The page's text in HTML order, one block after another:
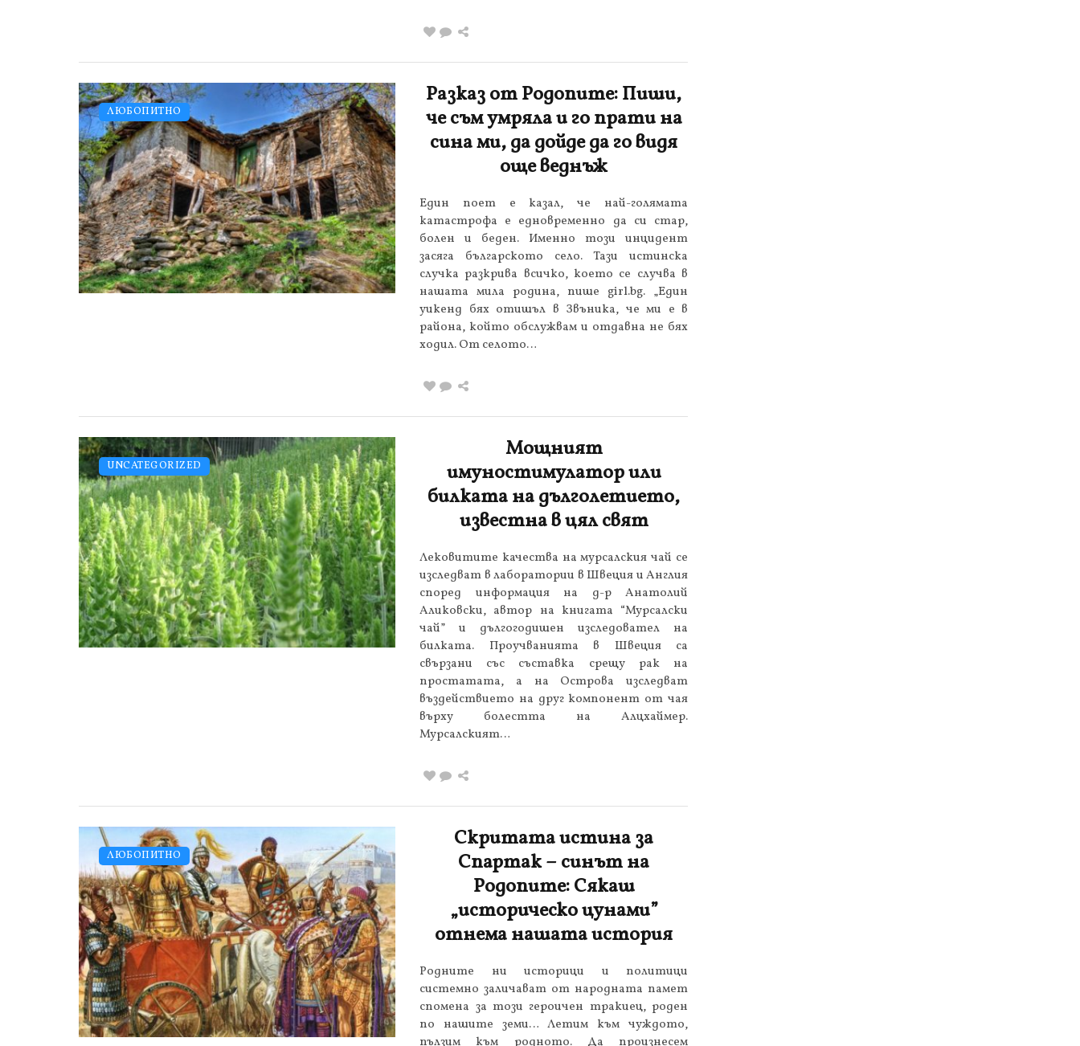
ЛЮБОПИТНО
Разказ от Родопите: Пиши,
че съм умряла и го прати на
сина ми, да дойде да го видя
още веднъж
Един поет е казал, че най-голямата
катастрофа е едновременно да си стар,
болен и беден. Именно този инцидент
засяга българското село. Тази истинска
случка разкрива всичко, което се случва в
нашата мила родина, пише girl.bg. „Един
уикенд бях отишъл в Звъника, че ми е в
района, който обслужвам и отдавна не бях
ходил. От селото…
UNCATEGORIZED
Мощният
имуностимулатор или
билката на дълголетието,
известна в цял свят
Лековитите качества на мурсалския чай се
изследват в лаборатории в Швеция и Англия
според информация на д-р Анатолий
Аликовски, автор на книгата “Мурсалски
чай” и дългогодишен изследовател на
билката. Проучванията в Швеция са
свързани със съставка срещу рак на
простатата, а на Острова изследват
въздействието на друг компонент от чая
върху болестта на Алцхаймер.
Мурсалският…
ЛЮБОПИТНО
Скритата истина за
Спартак – синът на
Родопите: Сякаш
„историческо цунами”
отнема нашата история
Родните ни историци и политици
системно заличават от народната памет
спомена за този героичен тракиец, роден
по нашите земи… Летим към чуждото,
пълзим към родното. Да произнесем